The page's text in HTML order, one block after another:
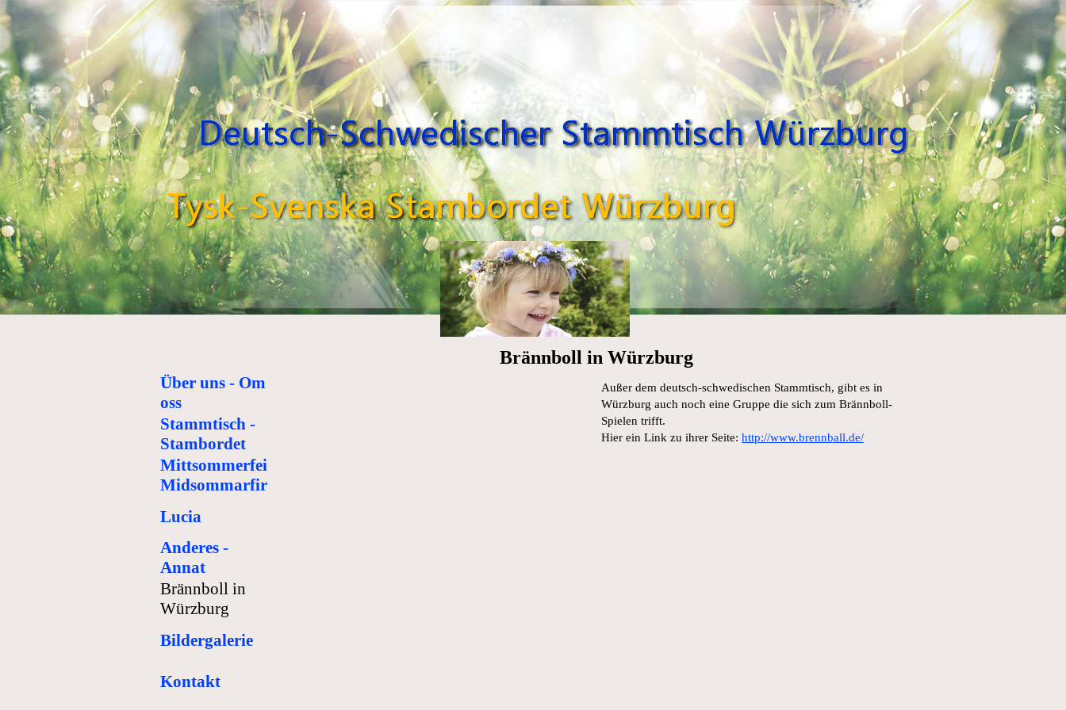
Über uns - Om
oss
Stammtisch -
Stambordet
Mittsommerfeier -
Midsommarfirande
Lucia
Anderes -
Annat
Brännboll in
Würzburg
Bildergalerie
Kontakt
Brännboll in Würzburg
Außer dem deutsch-schwedischen Stammtisch, gibt es in
Würzburg auch noch eine Gruppe die sich zum Brännboll-
Spielen trifft.
Hier ein Link zu ihrer Seite: http://www.brennball.de/